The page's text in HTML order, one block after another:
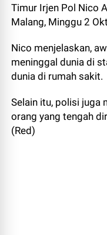
Timur Irjen Pol Nico
Malang, Minggu 2
Nico menjelaskan,
meninggal dunia di
dunia di rumah sakit.
Selain itu, polisi juga
orang yang tengah
(Red)